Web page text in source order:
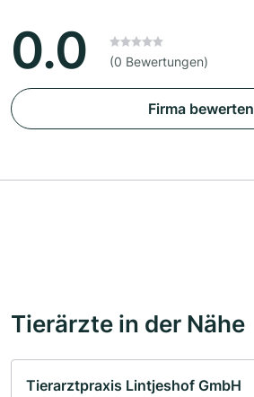
0.0 (0 Bewertungen)
Firma bewerten
Tierärzte in der Nähe
Tierarztpraxis Lintjeshof GmbH